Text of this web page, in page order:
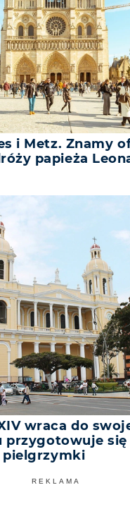
i Metz. Znamy
papieża
wraca do
przygotowuje się
REKLAMA